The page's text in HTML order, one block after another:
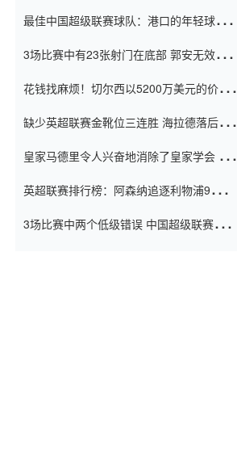
最佳中国超级联赛球队：港口的年轻球员在
（Taishan）
3场比赛中有23张射门在底部 郭安无效传球
花钱找麻烦！切尔西以5200万美元的价格
窗口
缺少英超联赛金靴位三连胜 海拉德落后6球
皇家马德里令人兴奋地消除了皇家学会 安
英超联赛排行榜：阿森纳追逐利物浦9分 曼
3场比赛中两个低级错误 中国超级联赛的前